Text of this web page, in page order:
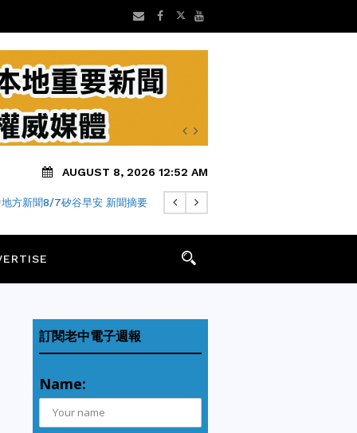
AUGUST 8, 2026 12:52 AM
地方新聞8/7矽谷早安 新聞摘要
訂閱老中電子週報
Name: